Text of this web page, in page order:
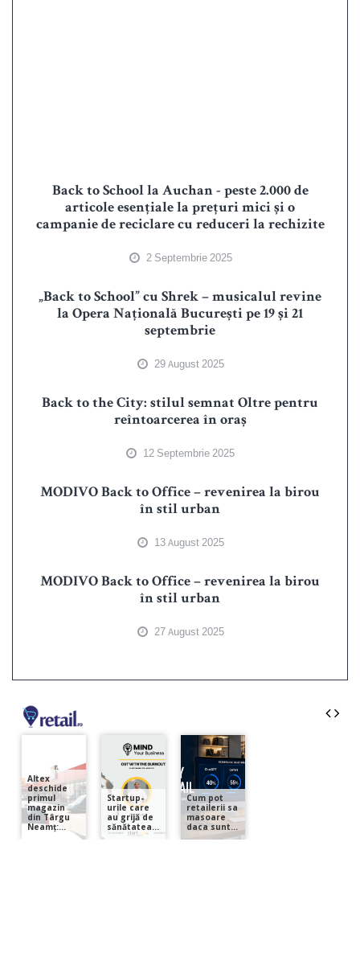
Back to School la Auchan - peste 2.000 de
articole esențiale la prețuri mici și o
campanie de reciclare cu reduceri la rechizite
2 Septembrie 2025
„Back to School” cu Shrek – musicalul revine
la Opera Națională București pe 19 și 21
septembrie
29 August 2025
Back to the City: stilul semnat Oltre pentru
reîntoarcerea în oraș
12 Septembrie 2025
MODIVO Back to Office – revenirea la birou
în stil urban
13 August 2025
MODIVO Back to Office – revenirea la birou
în stil urban
27 August 2025